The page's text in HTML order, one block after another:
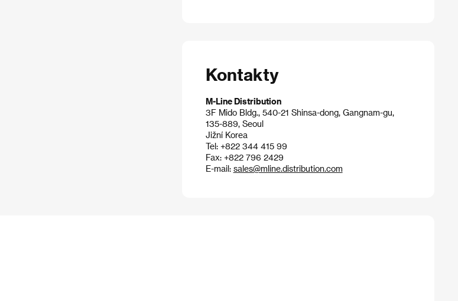
Kontakty
M-Line Distribution
3F Mido Bldg., 540-21 Shinsa-dong, Gangnam-gu,
135-889, Seoul
Jižní Korea
Tel: +822 344 415 99
Fax: +822 796 2429
E-mail: sales@mline.distribution.com